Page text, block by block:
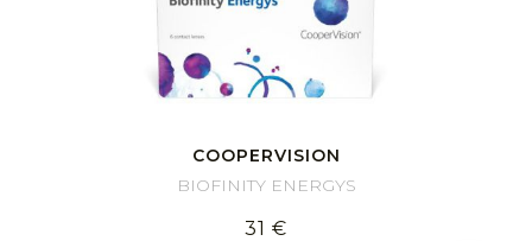
COOPERVISION
BIOFINITY ENERGYS
31 €